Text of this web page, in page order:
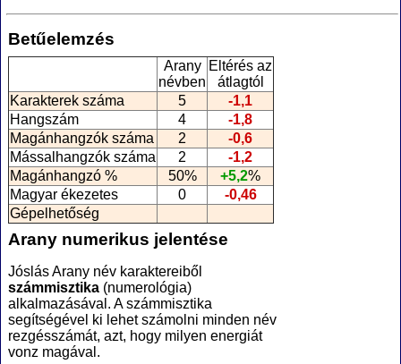
Betűelemzés
Arany
névben
Eltérés az
átlagtól
Karakterek száma
5
-1,1
Hangszám
4
-1,8
Magánhangzók száma
2
-0,6
Mássalhangzók száma
2
-1,2
Magánhangzó %
50% +5,2%
Magyar ékezetes
0
-0,46
Gépelhetőség
Arany numerikus jelentése
Jóslás Arany név karaktereiből
számmisztika (numerológia)
alkalmazásával. A számmisztika
segítségével ki lehet számolni minden név
rezgésszámát, azt, hogy milyen energiát
vonz magával.